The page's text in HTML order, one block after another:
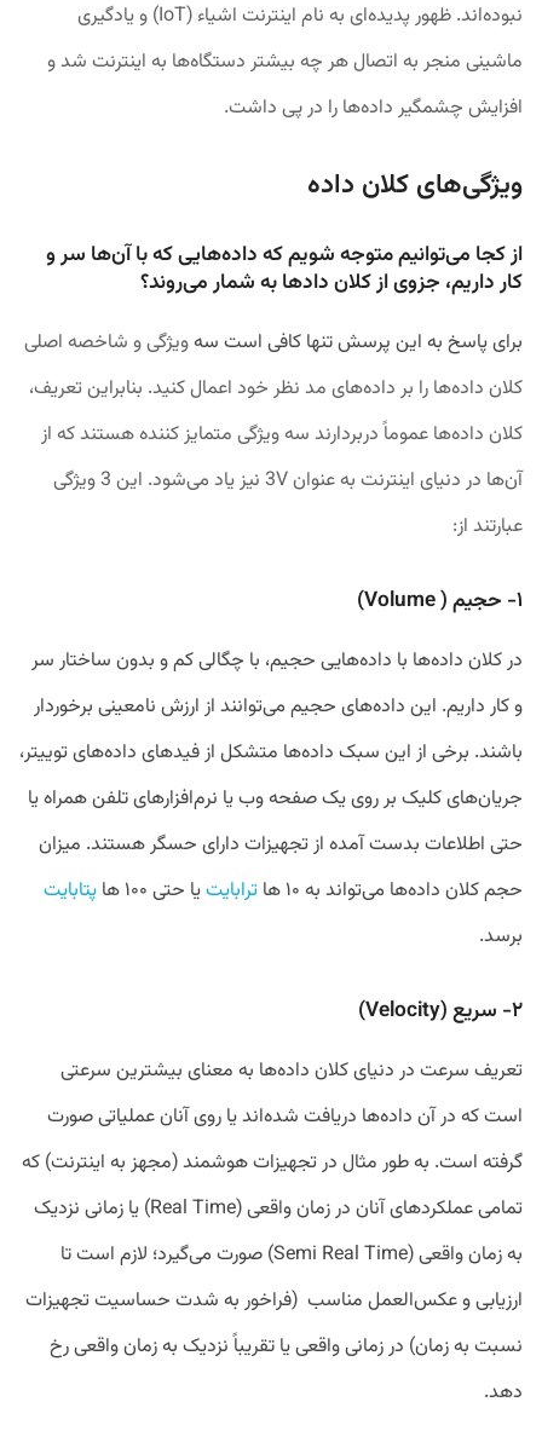
نبوده‌اند. ظهور پدیده‌ای به نام اینترنت اشیاء (IoT) و یادگیری
ماشینی منجر به اتصال هر چه بیشتر دستگاه‌ها به اینترنت شد و
افزایش چشمگیر داده‌ها را در پی داشت.
ویژگی‌های کلان داده
از کجا می‌توانیم متوجه شویم که داده‌هایی که با آن‌ها سر و
کار داریم، جزوی از کلان داد‌ها به شمار می‌روند؟
برای پاسخ به این پرسش تنها کافی است سهویژگی‌‌ و شاخصه اصلی
کلان داده‌ها را بر داده‌های مد نظر خود اعمال کنید. بنابر‌این تعریف،
کلان داده‌ها عموماً دربردارند سه ویژگی متمایز کننده هستند که از
آن‌ها در دنیای اینترنت به عنوان 3V نیز یاد می‌شود. این 3 ویژگی
عبارتند از:
۱- حجیم ( Volume)
در کلان داده‌ها با داده‌هایی حجیم، با چگالی کم و بدون ساختار سر
و کار داریم. این داده‌های حجیم می‌توانند از ارزش نا‌معینی برخوردار
باشند. برخی از این سبک داده‌ها متشکل از فید‌های داده‌های توییتر،
جریان‌های کلیک بر روی یک صفحه وب یا نرم‌افزار‌های تلفن همراه یا
حتی اطلاعات بدست آمده از تجهیزات دارای حسگر هستند. میزان
حجم کلان داده‌ها می‌تواند به ‍۱۰ ها
ترا‌بایتیا حتی ۱۰۰ ها
پتا‌بایت
برسد.
۲- سریع (Velocity)
تعریف سرعت در دنیای کلان داده‌ها به معنای بیشترین سرعتی
است که در آن داده‌ها دریافت شده‌اند یا روی آنان عملیاتی صورت
گرفته است. به طور مثال در تجهیزات هوشمند (مجهز به اینترنت) که
تمامی عملکرد‌های آنان در زمان واقعی (Real Time) یا زمانی نزدیک
به زمان واقعی (Semi Real Time) صورت می‌گیرد؛ لازم است تا
ارزیابی و عکس‌العمل مناسب (فرا‌خور به شدت حساسیت تجهیزات
نسبت به زمان) در زمانی واقعی یا تقریباً نزدیک به زمان واقعی رخ
دهد.